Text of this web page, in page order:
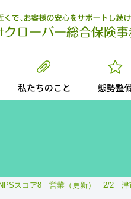
NPSスコア8 営業（更新） 2/2